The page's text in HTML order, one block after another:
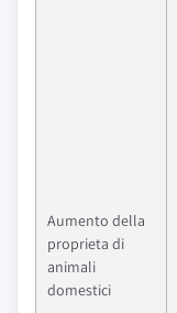
Aumento della
proprieta di
animali
domestici